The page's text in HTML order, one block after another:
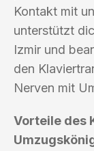
Kontakt mit
unterstützt
Izmir und
den
Nerven mit
Vorteile des